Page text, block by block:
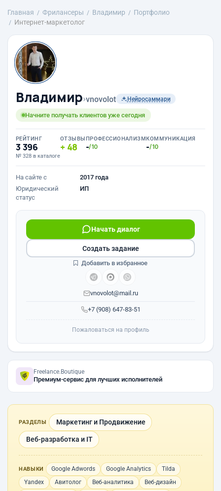
Главная Фрилансеры Владимир
Портфолио
Интернет-маркетолог
Владимир›vnovolot Нейросаммари
Начните получать клиентов уже сегодня
РЕЙТИНГ
3 396
№ 328 в каталоге
ОТЗЫВЫ
48
ПРОФЕССИОНАЛИЗМ
-/10
КОММУНИКАЦИЯ
-/10
На сайте с
2017 года
Юридический
статус
ИП
+7 (908) 647-83-51
Начать диалог
vnovolot@mail.ru
Создать задание
Добавить в избранное
Пожаловаться на профиль
Freelance.Boutique
Премиум-сервис для лучших исполнителей
РАЗДЕЛЫ Маркетинг и Продвижение
Веб-разработка и IT
НАВЫКИ Google Adwords Google Analytics
Tilda
Yandex
Авитолог Веб-аналитика
Веб-дизайн